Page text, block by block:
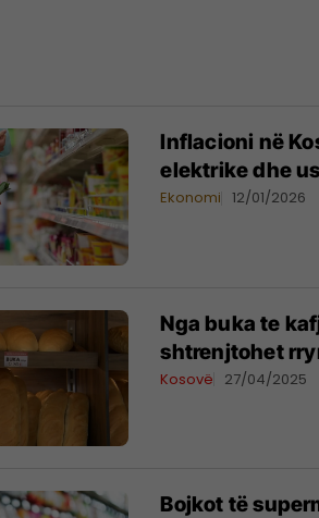
Inflacioni në
elektrike dhe
Ekonomi 12/01/2026
Nga buka te
shtrenjtohet
Kosovë 27/04/2025
Bojkot të